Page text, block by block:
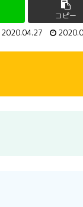
コピー
2020.04.27